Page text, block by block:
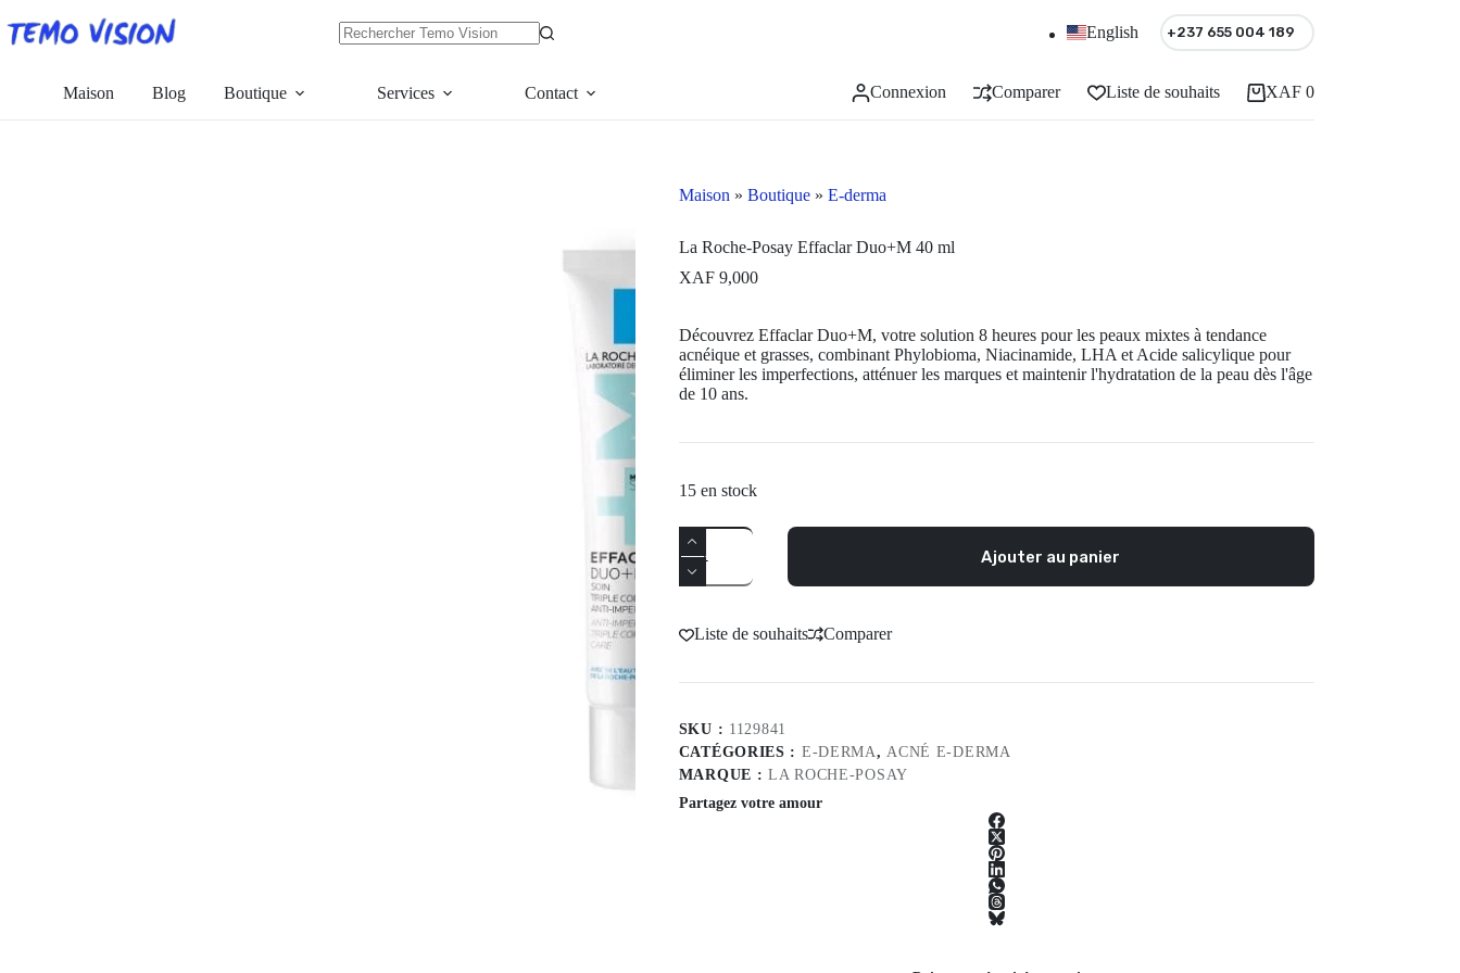
to
content
résultats
English +237 655 004 189
Maison Blog Boutique Services Contact Connexion Comparer Liste de souhaits
Panier
d'achat
XAF0
Maison » Boutique» E-derma
La Roche-Posay Effaclar Duo+M 40 ml
XAF9,000
Découvrez Effaclar Duo+M, votre solution 8 heures pour les peaux mixtes à tendance
acnéique et grasses, combinant Phylobioma, Niacinamide, LHA et Acide salicylique pour
éliminer les imperfections, atténuer les marques et maintenir l'hydratation de la peau dès l'âge
de 10 ans.
15 en stock
Quantité
La
Roche-
Posay
Duo+M
40ml
Ajouter au panier
Liste de souhaits Comparer
SKU : 1129841
CATÉGORIES : E-DERMA,ACNÉ E-DERMA
MARQUE :LA ROCHE-POSAY
Partagez votre amour